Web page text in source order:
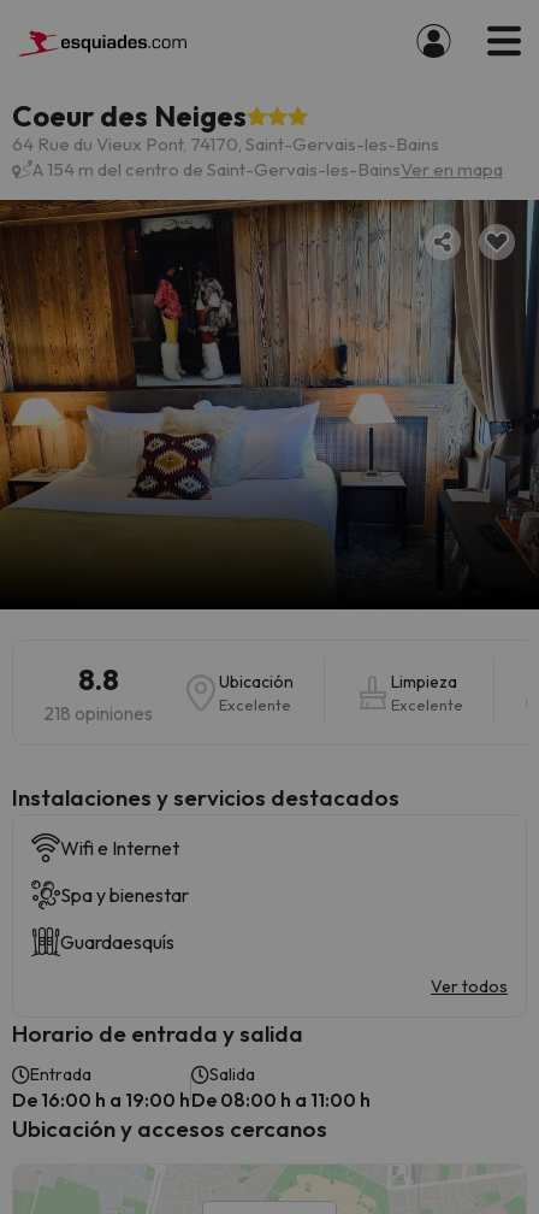
Coeur des Neiges
64 Rue du Vieux Pont, 74170, Saint-Gervais-les-Bains
A 154 m del centro de Saint-Gervais-les-BainsVer en mapa
8.8
218 opiniones
Ubicación
Excelente
Limpieza
Excelente
Instalaciones y servicios destacados
Wifi e Internet
Spa y bienestar
Guardaesquís
Ver todos
Horario de entrada y salida
Entrada
De 16:00 h a 19:00 h
Salida
De 08:00 h a 11:00 h
Ubicación y accesos cercanos